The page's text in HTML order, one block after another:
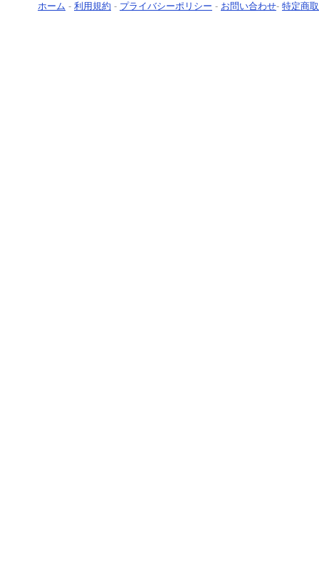
ホーム - 利用規約 - プライバシーポリシー - お問い合わせ- 特定商